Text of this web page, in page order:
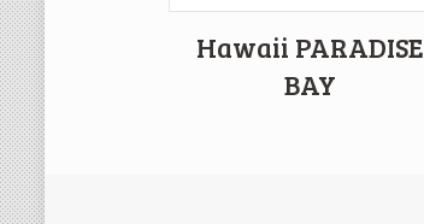
Hawaii PARADISE
BAY